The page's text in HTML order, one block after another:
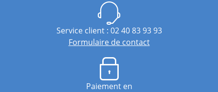
Service client : 02 40 83 93 93
Formulaire de contact
Paiement en